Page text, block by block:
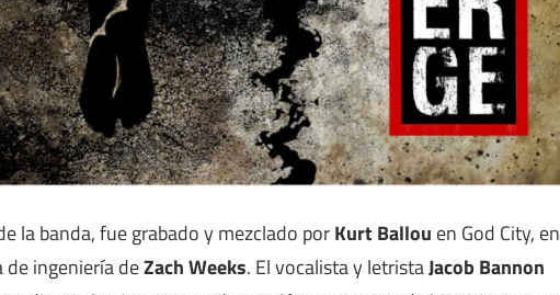
la banda, fue grabado y mezclado porKurt Ballou en God City, en
de ingeniería deZach Weeks. El vocalista y letristaJacob Bannon